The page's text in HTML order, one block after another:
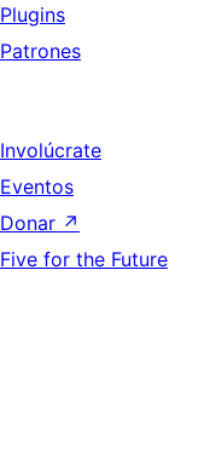
Plugins
Patrones
Involúcrate
Eventos
Donar ↗
Five for the Future